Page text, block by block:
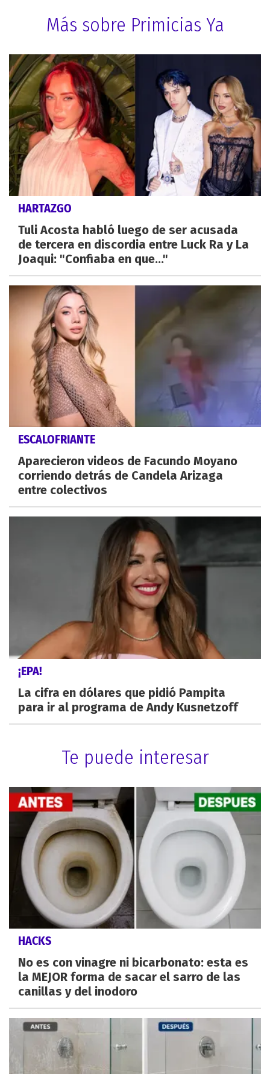
Más sobre Primicias Ya
HARTAZGO
Tuli Acosta habló luego de ser acusada
de tercera en discordia entre Luck Ra y La
Joaqui: "Confiaba en que..."
ESCALOFRIANTE
Aparecieron videos de Facundo Moyano
corriendo detrás de Candela Arizaga
entre colectivos
¡EPA!
La cifra en dólares que pidió Pampita
para ir al programa de Andy Kusnetzoff
Te puede interesar
HACKS
No es con vinagre ni bicarbonato: esta es
la MEJOR forma de sacar el sarro de las
canillas y del inodoro